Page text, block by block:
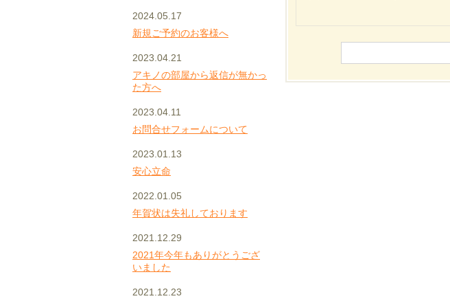
2024.05.17
新規ご予約のお客様へ
2023.04.21
アキノの部屋から返信が無かっ
た方へ
2023.04.11
お問合せフォームについて
2023.01.13
安心立命
2022.01.05
年賀状は失礼しております
2021.12.29
2021年今年もありがとうござ
いました
2021.12.23